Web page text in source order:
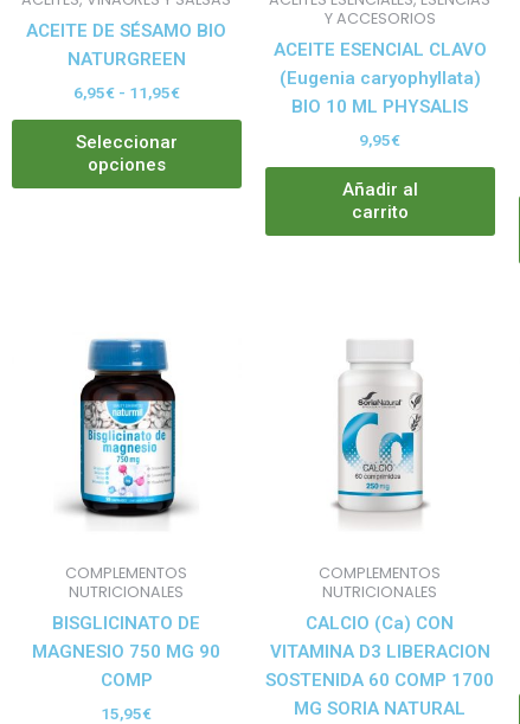
ACEITE DE SÉSAMO BIO
NATURGREEN
6,95€ - 11,95€
Seleccionar
opciones
página
de
Y ACCESORIOS
ACEITE ESENCIAL CLAVO
(Eugenia caryophyllata)
BIO 10 ML PHYSALIS
9,95€
Añadir al
carrito
COMPLEMENTOS
NUTRICIONALES
BISGLICINATO DE
MAGNESIO 750 MG 90
COMP
15,95€
COMPLEMENTOS
NUTRICIONALES
CALCIO (Ca) CON
VITAMINA D3 LIBERACION
SOSTENIDA 60 COMP 1700
MG SORIA NATURAL